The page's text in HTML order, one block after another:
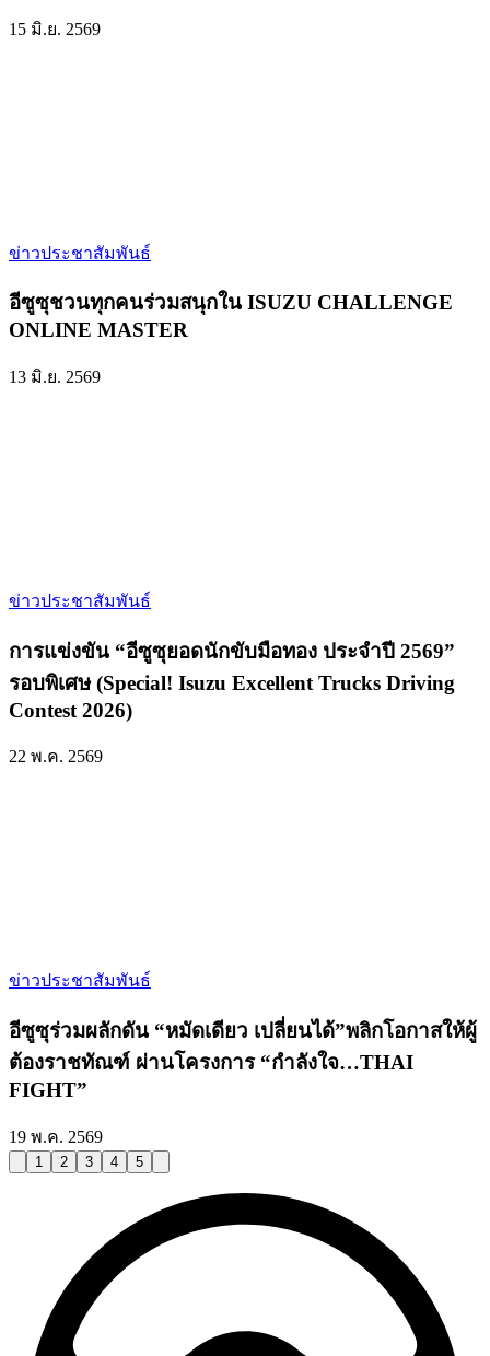
15 มิ.ย. 2569
ข่าวประชาสัมพันธ์
อีซูซุชวนทุกคนร่วมสนุกใน ISUZU CHALLENGE
ONLINE MASTER
13 มิ.ย. 2569
ข่าวประชาสัมพันธ์
การแข่งขัน “อีซูซุยอดนักขับมือทอง ประจำปี 2569”
รอบพิเศษ (Special! Isuzu Excellent Trucks Driving
Contest 2026)
22 พ.ค. 2569
ข่าวประชาสัมพันธ์
อีซูซุร่วมผลักดัน “หมัดเดียว เปลี่ยนได้”พลิกโอกาสให้ผู้
ต้องราชทัณฑ์ ผ่านโครงการ “กำลังใจ…THAI
FIGHT”
19 พ.ค. 2569
1 2 3 4 5